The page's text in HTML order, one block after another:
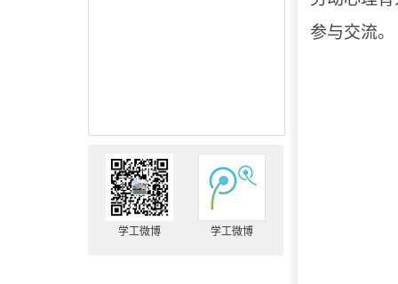
学工微博 学工微博
参与交流。